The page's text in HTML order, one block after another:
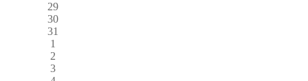
29
30
31
1
2
3